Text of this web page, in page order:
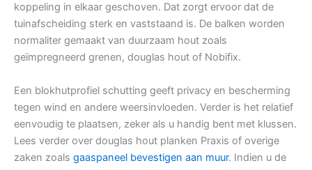
koppeling in elkaar geschoven. Dat zorgt ervoor dat de
tuinafscheiding sterk en vaststaand is. De balken worden
normaliter gemaakt van duurzaam hout zoals
geïmpregneerd grenen, douglas hout of Nobifix.
Een blokhutprofiel schutting geeft privacy en bescherming
tegen wind en andere weersinvloeden. Verder is het relatief
eenvoudig te plaatsen, zeker als u handig bent met klussen.
Lees verder over douglas hout planken Praxis of overige
zaken zoals gaaspaneel bevestigen aan muur. Indien u de